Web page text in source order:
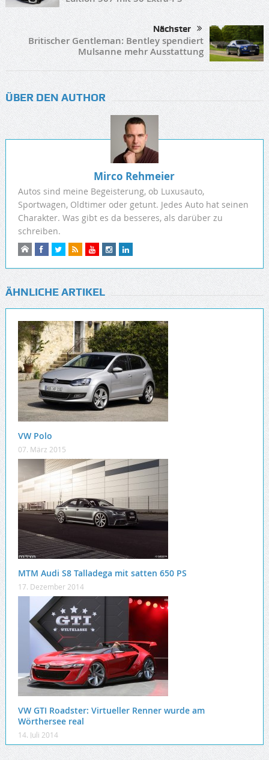
Nächster
Britischer Gentleman: Bentley spendiert
Mulsanne mehr Ausstattung
ÜBER DEN AUTHOR
Mirco Rehmeier
Autos sind meine Begeisterung, ob Luxusauto,
Sportwagen, Oldtimer oder getunt. Jedes Auto hat seinen
Charakter. Was gibt es da besseres, als darüber zu
schreiben.
ÄHNLICHE ARTIKEL
VW Polo
07. März 2015
MTM Audi S8 Talladega mit satten 650 PS
17. Dezember 2014
VW GTI Roadster: Virtueller Renner wurde am
Wörthersee real
14. Juli 2014